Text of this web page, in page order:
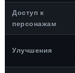
Доступ к
персонажам
Улучшения